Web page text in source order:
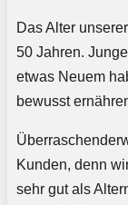
Das Alter
50 Jahren.
etwas Neuem
bewusst
Kunden, denn
sehr gut als